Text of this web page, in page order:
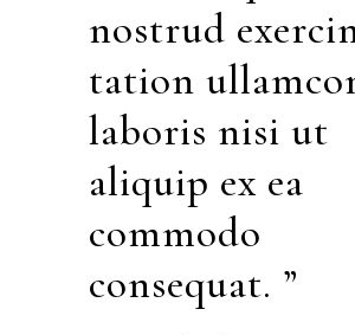
nostrud
tation
laboris nisi ut
aliquip ex ea
commodo
consequat. ”